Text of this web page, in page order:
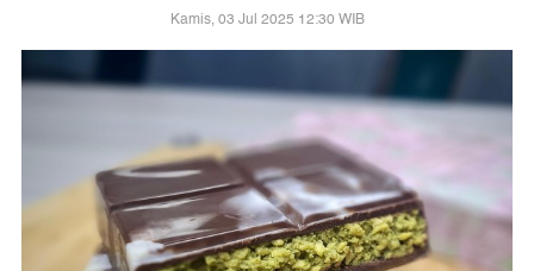
Kamis, 03 Jul 2025 12:30 WIB